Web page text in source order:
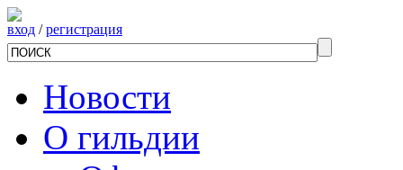
вход /регистрация
Новости
О гильдии